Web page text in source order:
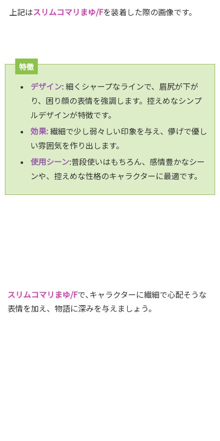
上記はスリムコマリまゆ/Fを装着した際の画像です。
特徴
デザイン: 細くシャープなラインで、眉尻が下が
り、困り顔の表情を強調します。控えめなシンプ
ルデザインが特徴です。
効果:繊細で少し弱々しい印象を与え、儚げで優し
い雰囲気を作り出します。
使用シーン:普段使いはもちろん、感情豊かなシー
ンや、控えめな性格のキャラクターに最適です。
スリムコマリまゆ/Fで､キャラクターに繊細で心配そうな
表情を加え、物語に深みを与えましょう。